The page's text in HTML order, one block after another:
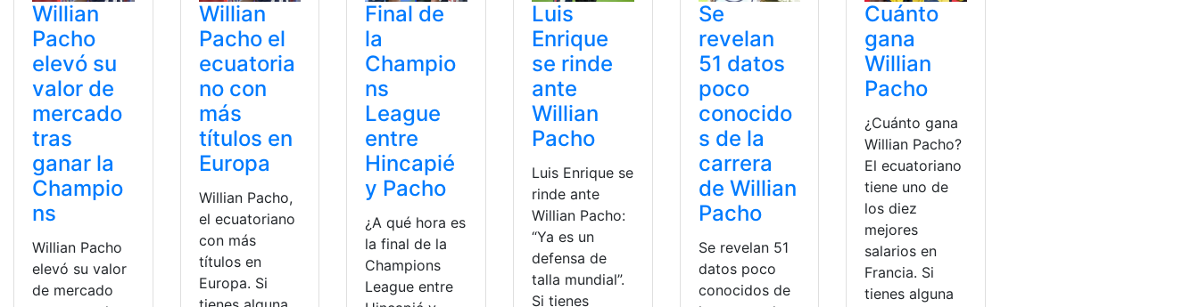
Willian
Pacho
elevó su
valor de
mercado
tras
ganar la
Champio
ns
Willian Pacho
elevó su valor
de mercado
Willian
Pacho el
ecuatoria
no con
más
títulos en
Europa
Willian Pacho,
el ecuatoriano
con más
títulos en
Europa. Si
Final de
la
Champio
ns
League
entre
Hincapié
y Pacho
¿A qué hora es
la final de la
Champions
League entre
Luis
Enrique
se rinde
ante
Willian
Pacho
Luis Enrique se
rinde ante
Willian Pacho:
“Ya es un
defensa de
talla mundial”.
Si tienes
Se
revelan
51 datos
poco
conocido
s de la
carrera
de Willian
Pacho
Se revelan 51
datos poco
conocidos de
Cuánto
gana
Willian
Pacho
¿Cuánto gana
Willian Pacho?
El ecuatoriano
tiene uno de
los diez
mejores
salarios en
Francia. Si
tienes alguna